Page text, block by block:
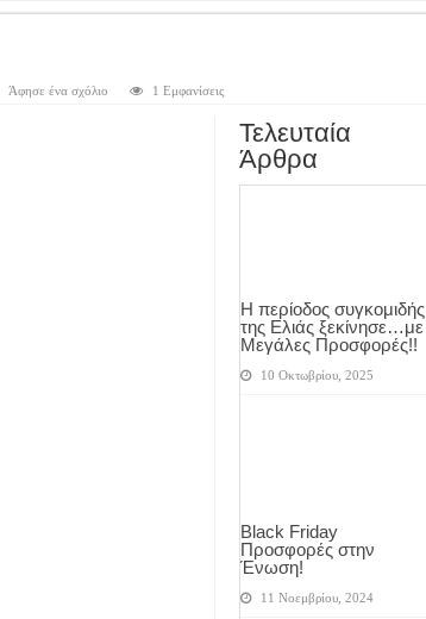
της Πρόσκλησης Σχεδίων Βελτίωσης
Αγροτικού Συνεταιρισμού Μεσολογγίου-Ναυπακτίας ”Η Ένωση”
ξεκίνησε…με Μεγάλες Προσφορές!!
Άφησε ένα σχόλιο 1 Εμφανίσεις
Τελευταία
Άρθρα
Η περίοδος συγκομιδής
της Ελιάς ξεκίνησε…με
Μεγάλες Προσφορές!!
10 Οκτωβρίου, 2025
Black Friday
Προσφορές στην
Ένωση!
11 Νοεμβρίου, 2024